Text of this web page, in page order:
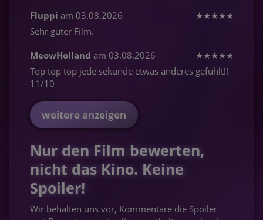
Fluppi am 03.08.2026 ★★★★★
Sehr guter Film.
MeowHolland am 03.08.2026 ★★★★★
Top top top jede sekunde etwas anderes gefühlt!!
11/10
weitere anzeigen
Nur den Film bewerten,
nicht das Kino. Keine
Spoiler!
Wir behalten uns vor, Kommentare die Spoiler